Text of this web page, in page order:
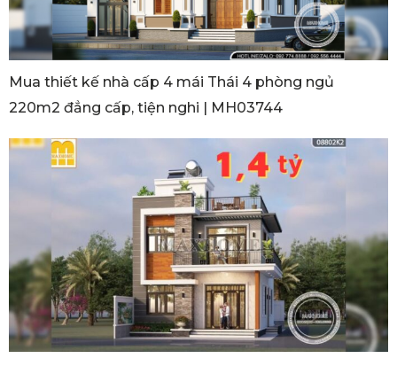
Mua thiết kế nhà cấp 4 mái Thái 4 phòng ngủ
220m2 đẳng cấp, tiện nghi | MH03744